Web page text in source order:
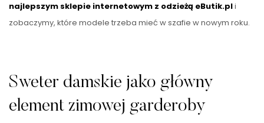
najlepszym sklepie internetowym z odzieżą eButik.pli
zobaczymy, które modele trzeba mieć w szafie w nowym roku.
Sweter damskie jako główny
element zimowej garderoby